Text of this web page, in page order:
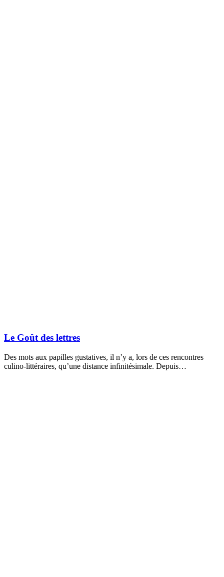
Le Goût des lettres
Des mots aux papilles gustatives, il n’y a, lors de ces rencontres
culino-littéraires, qu’une distance infinitésimale. Depuis…